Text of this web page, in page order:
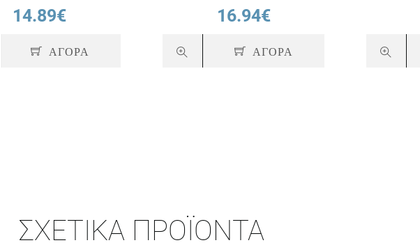
14.89€
ΑΓΟΡΑ
16.94€
ΑΓΟΡΑ
ΣΧΕΤΙΚΆ ΠΡΟΪΌΝΤΑ